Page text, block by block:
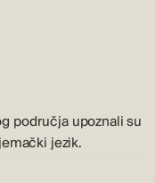
biljem,
jezgre. Privatni vrt
te budućim
privatnosti tijekom
prostor koji
boravak u
područja upoznali su
jezik.
Tatjana je godinama